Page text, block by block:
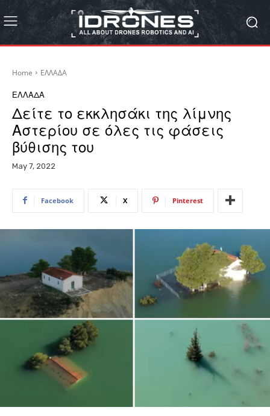
Home ΕΛΛΑΔΑ
ΕΛΛΑΔΑ
Δείτε το εκκλησάκι της λίμνης
Αστερίου σε όλες τις φάσεις
βύθισης του
May 7, 2022
Facebook X Pinterest